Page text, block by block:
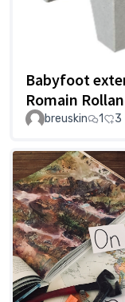
Babyfoot
Romain
breuskin 1 3